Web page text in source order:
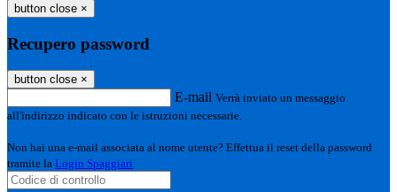
button close ×
Recupero password
button close ×
E-mail Verrà inviato un messaggio
all'indirizzo indicato con le istruzioni necessarie.
Non hai una e-mail associata al nome utente? Effettua il reset della password
tramite la Login Spaggiari